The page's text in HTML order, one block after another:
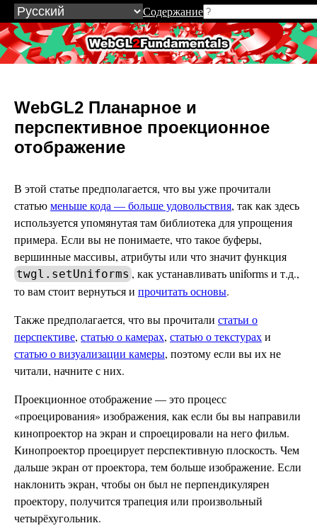
Содержание
WebGL2Fundamentals.org
WebGL2 Планарное и
перспективное проекционное
отображение
В этой статье предполагается, что вы уже прочитали
статьюменьше кода — больше удовольствия, так как здесь
используется упомянутая там библиотека для упрощения
примера. Если вы не понимаете, что такое буферы,
вершинные массивы, атрибуты или что значит функция
twgl.setUniforms , как устанавливать uniforms и т.д.,
то вам стоит вернуться и прочитать основы.
Также предполагается, что вы прочитали статьи о
перспективе, статью о камерах, статью о текстурахи
статью о визуализации камеры, поэтому если вы их не
читали, начните с них.
Проекционное отображение — это процесс
«проецирования» изображения, как если бы вы направили
кинопроектор на экран и спроецировали на него фильм.
Кинопроектор проецирует перспективную плоскость. Чем
дальше экран от проектора, тем больше изображение. Если
наклонить экран, чтобы он был не перпендикулярен
проектору, получится трапеция или произвольный
четырёхугольник.